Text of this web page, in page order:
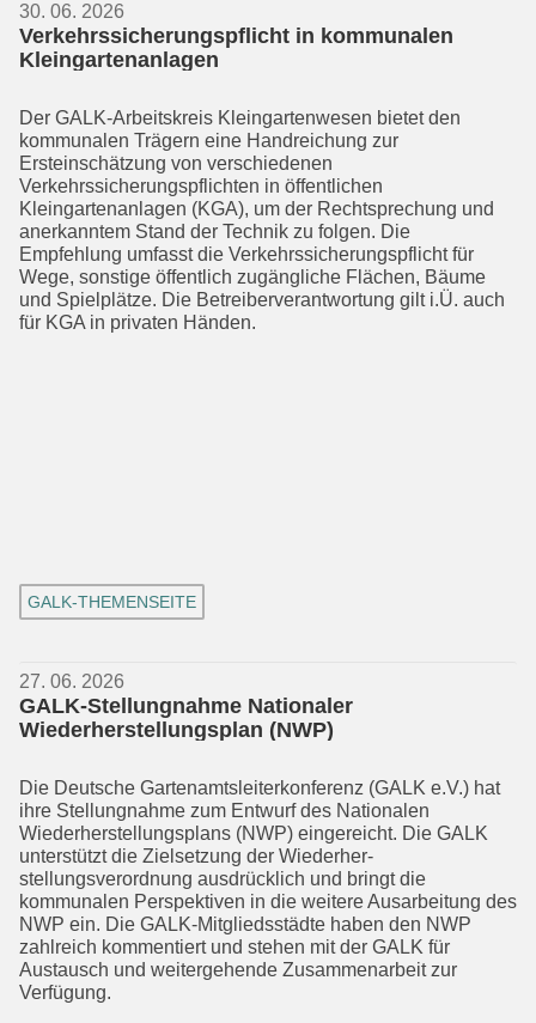
30. 06. 2026
Verkehrssicherungspflicht in kommunalen
Kleingartenanlagen
Der GALK-Arbeitskreis Kleingartenwesen bietet den
kommunalen Trägern eine Handreichung zur
Ersteinschätzung von verschiedenen
Verkehrssicherungspflich­ten in öffentlichen
Kleingartenanlagen (KGA), um der Rechtsprechung und
aner­kanntem Stand der Technik zu folgen. Die
Empfehlung umfasst die Verkehrssiche­rungs­pflicht für
Wege, sonstige öffentlich zugängliche Flächen, Bäume
und Spiel­plätze. Die Betreiberverantwortung gilt i.Ü. auch
für KGA in privaten Händen.
GALK-THEMENSEITE
27. 06. 2026
GALK-Stellungnahme Nationaler
Wiederherstellungsplan (NWP)
Die Deutsche Gartenamtsleiterkonferenz (GALK e.V.) hat
ihre Stellungnahme zum Entwurf des Nationalen
Wiederherstel­lungsplans (NWP) eingereicht. Die GALK
unterstützt die Zielsetzung der Wieder­her­
stellungsverordnung ausdrücklich und bringt die
kommunalen Perspektiven in die weitere Ausarbeitung des
NWP ein. Die GALK-Mitgliedsstädte haben den NWP
zahlreich kommentiert und stehen mit der GALK für
Austausch und weiterge­hende Zusammenarbeit zur
Verfügung.